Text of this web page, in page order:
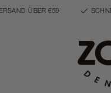
ÜBER €59